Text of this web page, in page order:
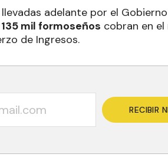
adelante por el
135 mil formoseños cobran en el
de Ingresos.
RECIBIR